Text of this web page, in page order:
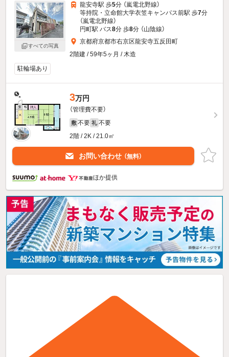
すべての写真
龍安寺駅 歩5分 （嵐電北野線）
等持院・立命館大学衣笠キャンパス前駅 歩7分
（嵐電北野線）
円町駅 バス8分 歩8分 （山陰線）
京都府京都市右京区龍安寺五反田町
2階建 / 59年5ヶ月 / 木造
駐輪場あり
3万円
（管理費不要）
敷 不要 礼 不要
2階 / 2K / 21.0㎡
お問い合わせ （無料）
ほか提供